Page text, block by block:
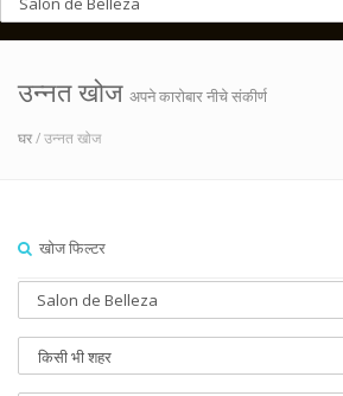
उन्नत खोज अपने कारोबार नीचे संकीर्ण
घर/ उन्नत खोज
खोज फिल्टर